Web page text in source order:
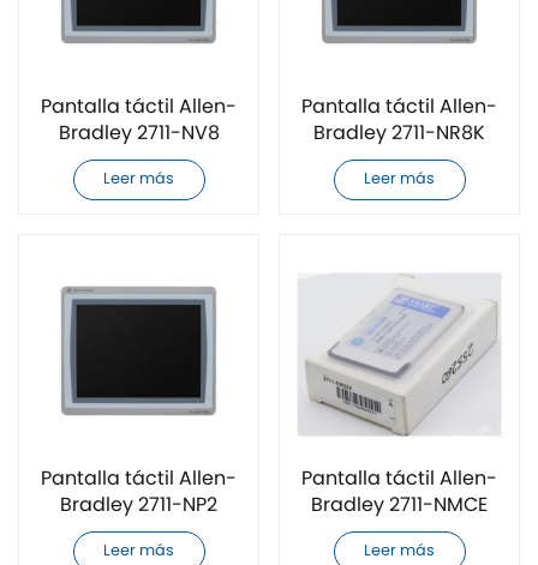
Pantalla táctil Allen-
Bradley 2711-NV8
totalmente nueva
Leer más
Pantalla táctil Allen-
Bradley 2711-NR8K
totalmente nueva
Leer más
Pantalla táctil Allen-
Bradley 2711-NP2
nueva
Leer más
Pantalla táctil Allen-
Bradley 2711-NMCE
nueva
Leer más